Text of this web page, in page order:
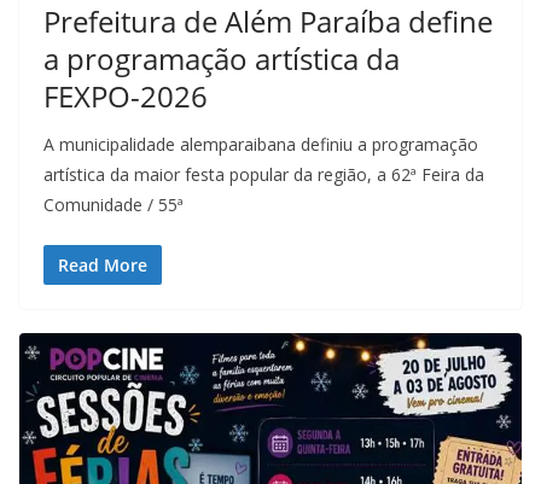
Prefeitura de Além Paraíba define
a programação artística da
FEXPO-2026
A municipalidade alemparaibana definiu a programação
artística da maior festa popular da região, a 62ª Feira da
Comunidade / 55ª
Read More